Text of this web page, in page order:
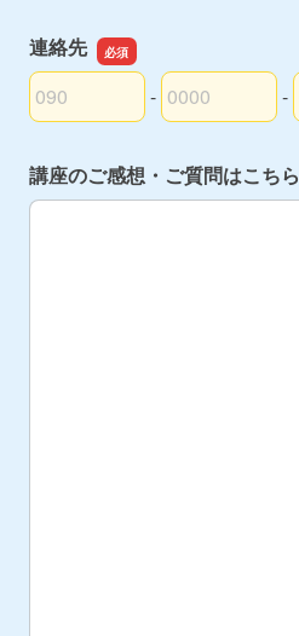
連絡先
連絡先の市外局番
-
連絡先の市内局番 -
連絡先の加入者番号
講座のご感想・ご質問はこちら
講座のご感想・ご質問はこちら